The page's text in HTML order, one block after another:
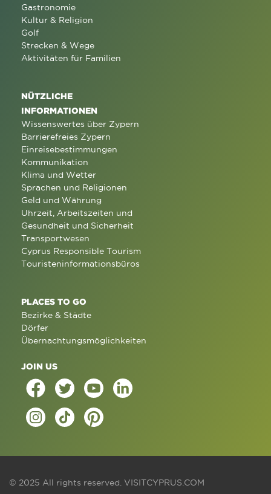
Gastronomie
Kultur & Religion
Golf
Strecken & Wege
Aktivitäten für Familien
NÜTZLICHE
INFORMATIONEN
Wissenswertes über Zypern
Barrierefreies Zypern
Einreisebestimmungen
Kommunikation
Klima und Wetter
Sprachen und Religionen
Geld und Währung
Uhrzeit, Arbeitszeiten und
Gesundheit und Sicherheit
Transportwesen
Cyprus Responsible Tourism
Touristeninformationsbüros
PLACES TO GO
Bezirke & Städte
Dörfer
Übernachtungsmöglichkeiten
JOIN US
© 2025 All rights reserved. VISITCYPRUS.COM